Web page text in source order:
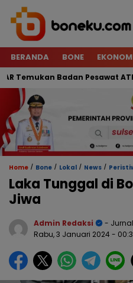
BERANDA BONE
Badan Pesawat ATR
Home / Bone / Lokal / News /
Laka Tunggal di
Jiwa
Admin Redaksi
-
Rabu, 3 Januari 2024 -